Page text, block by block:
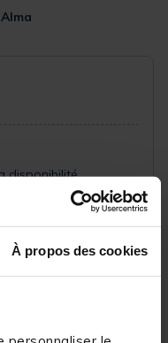
À propos des cookies
disponibilité